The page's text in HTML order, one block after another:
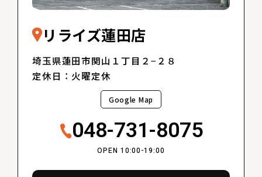
リライズ蓮田店
埼玉県蓮田市関山１丁目２−２８
定休日：火曜定休
Google Map
048-731-8075
OPEN 10:00-19:00